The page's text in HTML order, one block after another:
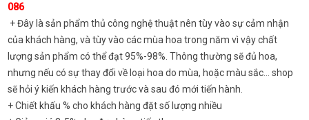
086
+ Đây là sản phẩm thủ công nghệ thuật nên tùy vào sự cảm nhận
của khách hàng, và tùy vào các mùa hoa trong năm vì vậy chất
lượng sản phẩm có thể đạt 95%-98%. Thông thường sẽ đủ hoa,
nhưng nếu có sự thay đổi về loại hoa do mùa, hoặc màu sắc... shop
sẽ hỏi ý kiến khách hàng trước và sau đó mới tiến hành.
+ Chiết khấu % cho khách hàng đặt số lượng nhiều